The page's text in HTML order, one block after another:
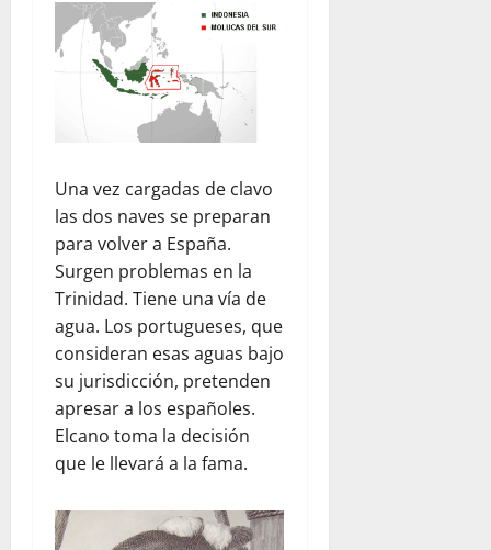
Una vez cargadas de clavo
las dos naves se preparan
para volver a España.
Surgen problemas en la
Trinidad. Tiene una vía de
agua. Los portugueses, que
consideran esas aguas bajo
su jurisdicción, pretenden
apresar a los españoles.
Elcano toma la decisión
que le llevará a la fama.